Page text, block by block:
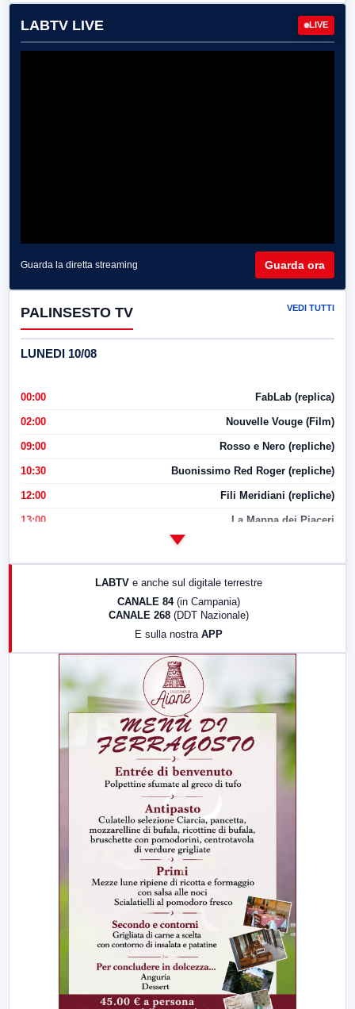
LABTV LIVE LIVE
Guarda la diretta streaming Guarda ora
PALINSESTO TV VEDI TUTTI
LUNEDI 10/08
00:00 FabLab (replica)
02:00 Nouvelle Vouge (Film)
09:00 Rosso e Nero (repliche)
10:30 Buonissimo Red Roger (repliche)
12:00 Fili Meridiani (repliche)
13:00 La Mappa dei Piaceri
17:00 LabNews (replica)
LABTV e anche sul digitale terrestre
CANALE 84 (in Campania)
CANALE 268 (DDT Nazionale)
E sulla nostra APP